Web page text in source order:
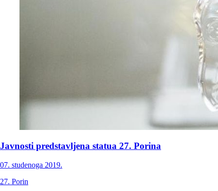
Javnosti predstavljena statua 27. Porina
07. studenoga 2019.
27. Porin